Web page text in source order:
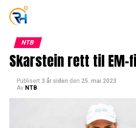
NTB
Skarstein rett til EM-
Publisert 3 år siden den 25. mai 2023
Av NTB